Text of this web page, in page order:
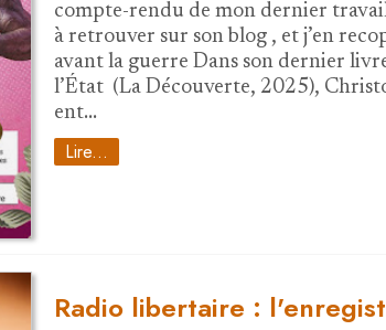
compte-rendu de mon dernier
à retrouver sur son blog , et j’en
avant la guerre Dans son dernier
l’État (La Découverte, 2025),
ent…
Lire...
Radio libertaire :